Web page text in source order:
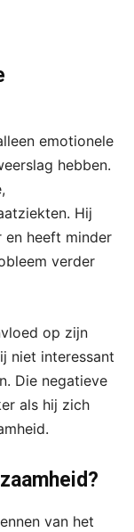
emotionele
hebben.
Hij
en heeft minder
verder
op zijn
niet interessant
Die negatieve
als hij zich
van het